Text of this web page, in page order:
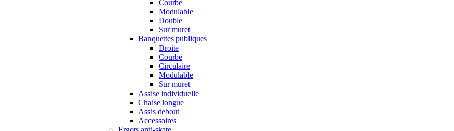
Courbe
Modulable
Double
Sur muret
Banquettes publiques
Droite
Courbe
Circulaire
Modulable
Sur muret
Assise individuelle
Chaise longue
Assis debout
Accessoires